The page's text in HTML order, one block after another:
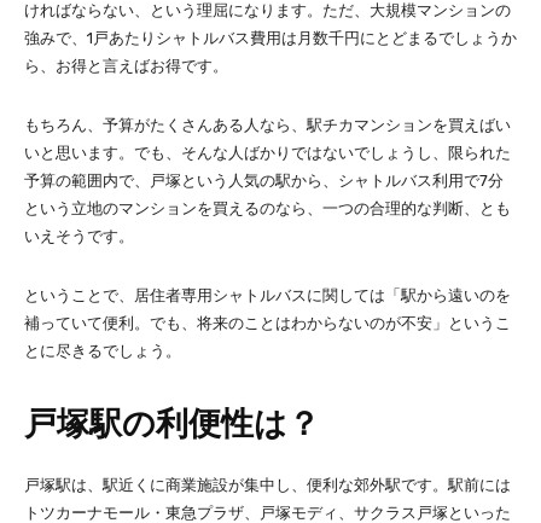
ければならない、という理屈になります。ただ、大規模マンションの
強みで、1戸あたりシャトルバス費用は月数千円にとどまるでしょうか
ら、お得と言えばお得です。
もちろん、予算がたくさんある人なら、駅チカマンションを買えばい
いと思います。でも、そんな人ばかりではないでしょうし、限られた
予算の範囲内で、戸塚という人気の駅から、シャトルバス利用で7分
という立地のマンションを買えるのなら、一つの合理的な判断、とも
いえそうです。
ということで、居住者専用シャトルバスに関しては「駅から遠いのを
補っていて便利。でも、将来のことはわからないのが不安」というこ
とに尽きるでしょう。
戸塚駅の利便性は？
戸塚駅は、駅近くに商業施設が集中し、便利な郊外駅です。駅前には
トツカーナモール・東急プラザ、戸塚モディ、サクラス戸塚といった